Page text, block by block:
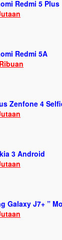
Redmi 5 Plus
Redmi 5A
Zenfone 4
3 Android
Galaxy J7+ ”